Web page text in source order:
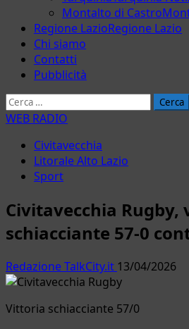
Montalto di Castro
Regione LazioRegione Lazio
Chi siamo
Contatti
Pubblicità
Ricerca
per:
WEB RADIO
Civitavecchia
Litorale Alto Lazio
Sport
Civitavecchia
schiacciante 57-0
Redazione TalkCity.it 13/04/2026
Vittoria schiacciante 57/0